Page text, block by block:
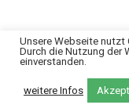
Unsere Webseite
Durch die Nutzung der
einverstanden.
weitere Infos